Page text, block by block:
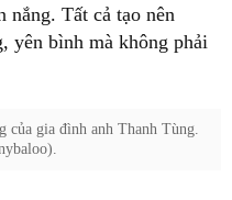
nắng. Tất cả tạo nên
yên bình mà không phải
của gia đình anh Thanh Tùng.